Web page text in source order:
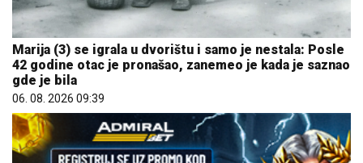
Marija (3) se igrala u dvorištu i samo je nestala: Posle
42 godine otac je pronašao, zanemeo je kada je saznao
gde je bila
06. 08. 2026 09:39